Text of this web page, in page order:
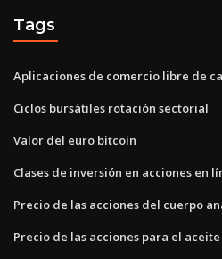
Tags
Aplicaciones de comercio libre de
Ciclos bursátiles rotación sectorial
Valor del euro bitcoin
Clases de inversión en acciones en
Precio de las acciones del cuerpo
Precio de las acciones para el